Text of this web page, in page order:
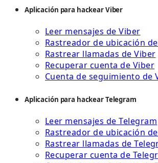
Aplicación para hackear Viber
Leer mensajes de Viber
Rastreador de ubicación
Rastrear llamadas de Viber
Recuperar cuenta de Viber
Cuenta de seguimiento de
Aplicación para hackear Telegram
Leer mensajes de Telegram
Rastreador de ubicación
Rastrear llamadas de
Recuperar cuenta de